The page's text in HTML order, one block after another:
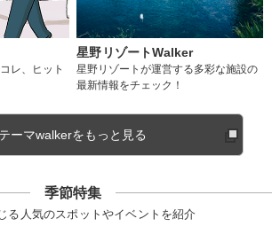
レ、ヒット
星野リゾートWalker
星野リゾートが運営する多彩な施設の
最新情報をチェック！
テーマwalkerをもっと見る
季節特集
る人気のスポットやイベントを紹介